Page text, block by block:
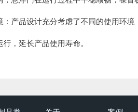
产品设计充分考虑了不同的使用环
，延长产品使用寿命。​